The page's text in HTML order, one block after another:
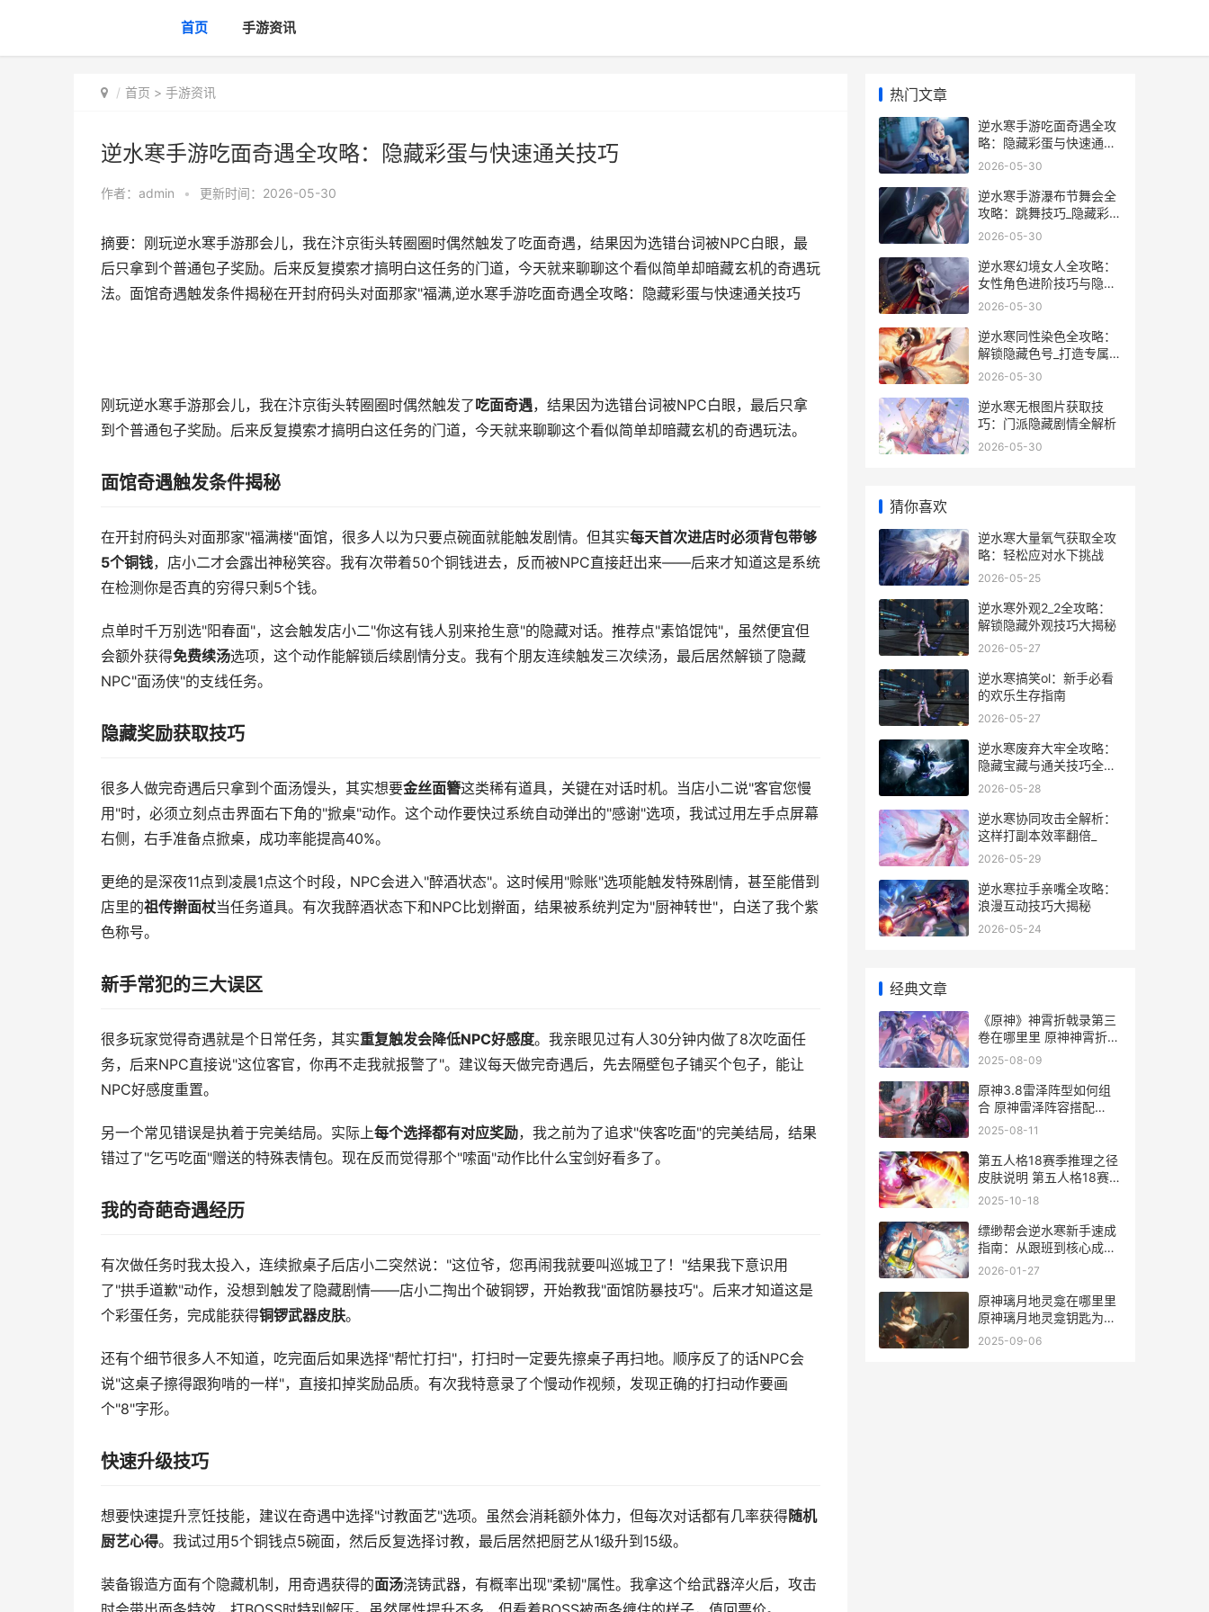
首页 手游资讯
首页 > 手游资讯
逆水寒手游吃面奇遇全攻略：隐藏彩蛋与快速通关技巧
作者： admin • 更新时间：2026-05-30
摘要：刚玩逆水寒手游那会儿，我在汴京街头转圈圈时偶然触发了吃面奇遇，结果因为选错台词被NPC白眼，最
后只拿到个普通包子奖励。后来反复摸索才搞明白这任务的门道，今天就来聊聊这个看似简单却暗藏玄机的奇遇玩
法。面馆奇遇触发条件揭秘在开封府码头对面那家"福满,逆水寒手游吃面奇遇全攻略：隐藏彩蛋与快速通关技巧
刚玩逆水寒手游那会儿，我在汴京街头转圈圈时偶然触发了吃面奇遇，结果因为选错台词被NPC白眼，最后只拿
到个普通包子奖励。后来反复摸索才搞明白这任务的门道，今天就来聊聊这个看似简单却暗藏玄机的奇遇玩法。
面馆奇遇触发条件揭秘
在开封府码头对面那家"福满楼"面馆，很多人以为只要点碗面就能触发剧情。但其实每天首次进店时必须背包带够
5个铜钱，店小二才会露出神秘笑容。我有次带着50个铜钱进去，反而被NPC直接赶出来——后来才知道这是系统
在检测你是否真的穷得只剩5个钱。
点单时千万别选"阳春面"，这会触发店小二"你这有钱人别来抢生意"的隐藏对话。推荐点"素馅馄饨"，虽然便宜但
会额外获得免费续汤选项，这个动作能解锁后续剧情分支。我有个朋友连续触发三次续汤，最后居然解锁了隐藏
NPC"面汤侠"的支线任务。
隐藏奖励获取技巧
很多人做完奇遇后只拿到个面汤馒头，其实想要金丝面簪这类稀有道具，关键在对话时机。当店小二说"客官您慢
用"时，必须立刻点击界面右下角的"掀桌"动作。这个动作要快过系统自动弹出的"感谢"选项，我试过用左手点屏幕
右侧，右手准备点掀桌，成功率能提高40%。
更绝的是深夜11点到凌晨1点这个时段，NPC会进入"醉酒状态"。这时候用"赊账"选项能触发特殊剧情，甚至能借到
店里的祖传擀面杖当任务道具。有次我醉酒状态下和NPC比划擀面，结果被系统判定为"厨神转世"，白送了我个紫
色称号。
新手常犯的三大误区
很多玩家觉得奇遇就是个日常任务，其实重复触发会降低NPC好感度。我亲眼见过有人30分钟内做了8次吃面任
务，后来NPC直接说"这位客官，你再不走我就报警了"。建议每天做完奇遇后，先去隔壁包子铺买个包子，能让
NPC好感度重置。
另一个常见错误是执着于完美结局。实际上每个选择都有对应奖励，我之前为了追求"侠客吃面"的完美结局，结果
错过了"乞丐吃面"赠送的特殊表情包。现在反而觉得那个"嗦面"动作比什么宝剑好看多了。
我的奇葩奇遇经历
有次做任务时我太投入，连续掀桌子后店小二突然说："这位爷，您再闹我就要叫巡城卫了！"结果我下意识用
了"拱手道歉"动作，没想到触发了隐藏剧情——店小二掏出个破铜锣，开始教我"面馆防暴技巧"。后来才知道这是
个彩蛋任务，完成能获得铜锣武器皮肤。
还有个细节很多人不知道，吃完面后如果选择"帮忙打扫"，打扫时一定要先擦桌子再扫地。顺序反了的话NPC会
说"这桌子擦得跟狗啃的一样"，直接扣掉奖励品质。有次我特意录了个慢动作视频，发现正确的打扫动作要画
个"8"字形。
快速升级技巧
想要快速提升烹饪技能，建议在奇遇中选择"讨教面艺"选项。虽然会消耗额外体力，但每次对话都有几率获得随机
厨艺心得。我试过用5个铜钱点5碗面，然后反复选择讨教，最后居然把厨艺从1级升到15级。
装备锻造方面有个隐藏机制，用奇遇获得的面汤浇铸武器，有概率出现"柔韧"属性。我拿这个给武器淬火后，攻击
热门文章
逆水寒手游吃面奇遇全攻
略：隐藏彩蛋与快速通关
技巧
2026-05-30
逆水寒手游瀑布节舞会全
攻略：跳舞技巧_隐藏彩蛋
大揭秘
2026-05-30
逆水寒幻境女人全攻略：
女性角色进阶技巧与隐藏
彩蛋揭秘
2026-05-30
逆水寒同性染色全攻略：
解锁隐藏色号_打造专属武
侠风
2026-05-30
逆水寒无根图片获取技
巧：门派隐藏剧情全解析
2026-05-30
猜你喜欢
逆水寒大量氧气获取全攻
略：轻松应对水下挑战
2026-05-25
逆水寒外观2_2全攻略：
解锁隐藏外观技巧大揭秘
2026-05-27
逆水寒搞笑ol：新手必看
的欢乐生存指南
2026-05-27
逆水寒废弃大牢全攻略：
隐藏宝藏与通关技巧全解
析
2026-05-28
逆水寒协同攻击全解析：
这样打副本效率翻倍_
2026-05-29
逆水寒拉手亲嘴全攻略：
浪漫互动技巧大揭秘
2026-05-24
经典文章
《原神》神霄折戟录第三
卷在哪里里 原神神霄折戟
录位置全套
2025-08-09
原神3.8雷泽阵型如何组
合 原神雷泽阵容搭配
2021
2025-08-11
第五人格18赛季推理之径
皮肤说明 第五人格18赛季
结束时间
2025-10-18
缥缈帮会逆水寒新手速成
指南：从跟班到核心成员
的蜕变之路
2026-01-27
原神璃月地灵龛在哪里里
原神璃月地灵龛钥匙为啥
会少两把
2025-09-06